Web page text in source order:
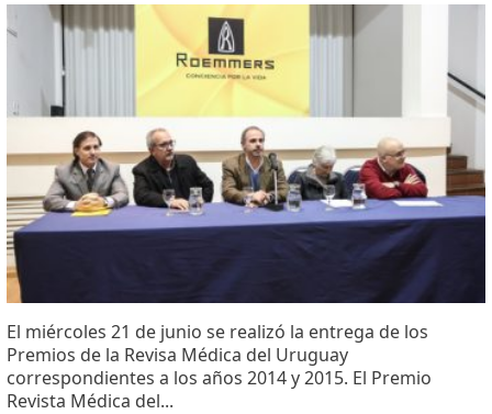
El miércoles 21 de junio se realizó la entrega de los
Premios de la Revisa Médica del Uruguay
correspondientes a los años 2014 y 2015. El Premio
Revista Médica del...